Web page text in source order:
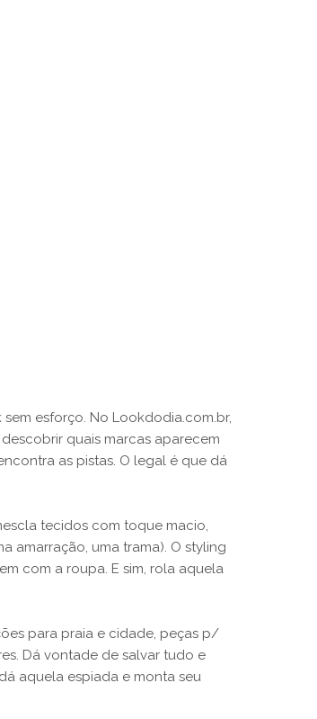
esforço. No Lookdodia.com.br,
quais marcas aparecem
as pistas. O legal é que dá
tecidos com toque macio,
amarração, uma trama). O styling
com a roupa. E sim, rola aquela
para praia e cidade, peças p/
Dá vontade de salvar tudo e
aquela espiada e monta seu